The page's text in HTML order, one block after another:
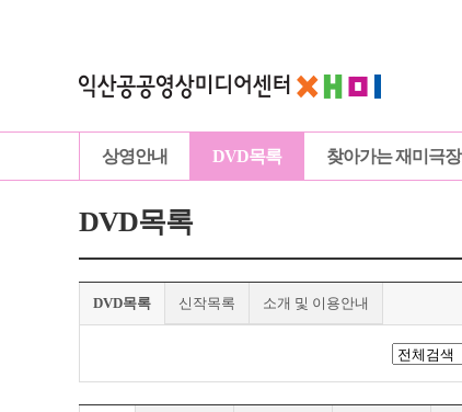
상영안내 DVD목록 찾아가는 재미극장
DVD목록
DVD목록 신작목록 소개 및 이용안내